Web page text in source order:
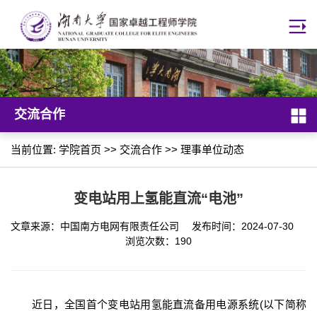
交流合作
当前位置: 学院首页 >> 交流合作 >> 理事单位动态
变电站用上氢能直流“电池”
文章来源：中国南方电网有限责任公司 发布时间：2024-07-30
浏览次数： 190
近日，全国首个变电站用氢能直流备用电源系统(以下简称